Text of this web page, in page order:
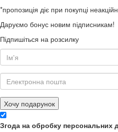
*пропозиція діє при покупці
Даруємо бонус новим підписникам!
Підпишіться на розсилку
Хочу подарунок
Згода на обробку персональних